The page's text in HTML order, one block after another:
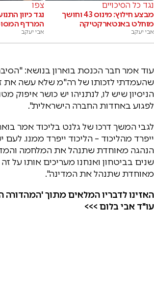
נגד כל הסיכויים
מבצע חילוץ: מינוס 43 וחושך
מוחלט באנטארקטיקה
אבי יעקב
צפו
נגד כיוון
המרדף
אבי יעקב
עוד אמר חבר הכנסת בוארון בנושא:
שהעמדתי לזכותו של רה"מ שלא עשה את
הניסיון שיש לו, לנתניהו יש כושר איפוק
לפגוע באחדות החברה הישראלית".
לגבי המשך דרכו של גלנט בליכוד אמר
ייפרד מהליכוד – הליכוד ייפרד ממנו. לעם
הנהגה מאוחדת שתנהל את המלחמה
שנים בביטחון ואנחנו מעריכים אותו על
מאוחדת שתנהל את המדינה".
האזינו לדבריו המלאים מתוך
עו"ד אבי בלום >>>